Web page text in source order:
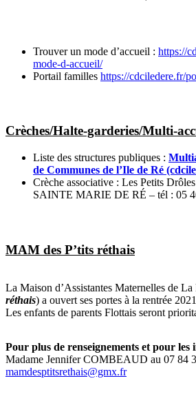
Trouver un mode d’accueil : https://
mode-d-accueil/
Portail familles https://cdciledere.fr/
Crèches/Halte-garderies/Multi-
Liste des structures publiques :
de Communes de l’Ile de Ré
Crèche associative : Les Petits
SAINTE MARIE DE RÉ – tél : 05
MAM des P’tits réthais
La Maison d’Assistantes Maternelles de La
réthais) a ouvert ses portes à la rentrée
Les enfants de parents Flottais seront
Pour plus de renseignements et pour les
Madame Jennifer COMBEAUD au 07 84
mamdesptitsrethais@gmx.fr